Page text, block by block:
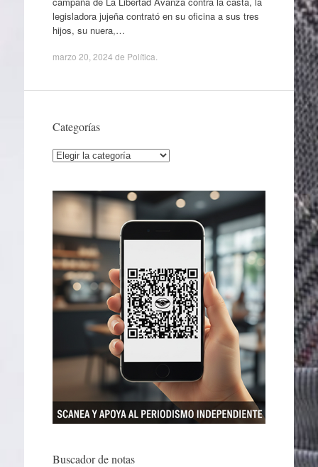
legisladora jujeña contrató en su oficina a sus tres
hijos, su nuera,…
marzo 20, 2024 de Política
Categorías
Categorías
Buscador de notas